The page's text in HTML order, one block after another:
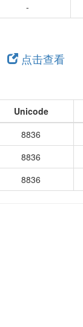
-
点击查看
Unicode
8836
8836
8836